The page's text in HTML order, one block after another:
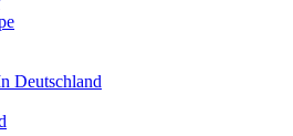
Deutschland